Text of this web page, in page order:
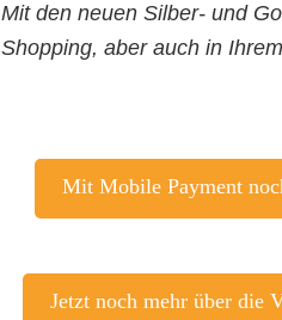
Mit den neuen Silber- und
Shopping, aber auch in
Mit Mobile Payment
Jetzt noch mehr über die